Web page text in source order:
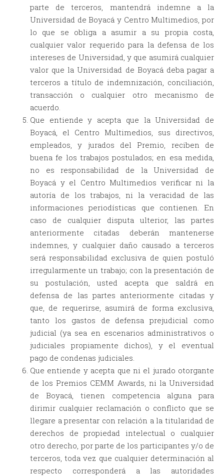
parte de terceros, mantendrá indemne a la
Universidad de Boyacá y Centro Multimedios, por
lo que se obliga a asumir a su propia costa,
cualquier valor requerido para la defensa de los
intereses de Universidad, y que asumirá cualquier
valor que la Universidad de Boyacá deba pagar a
terceros a título de indemnización, conciliación,
transacción o cualquier otro mecanismo de
acuerdo.
Que entiende y acepta que la Universidad de
Boyacá, el Centro Multimedios, sus directivos,
empleados, y jurados del Premio, reciben de
buena fe los trabajos postulados; en esa medida,
no es responsabilidad de la Universidad de
Boyacá y el Centro Multimedios verificar ni la
autoría de los trabajos, ni la veracidad de las
informaciones periodísticas que contienen. En
caso de cualquier disputa ulterior, las partes
anteriormente citadas deberán mantenerse
indemnes, y cualquier daño causado a terceros
será responsabilidad exclusiva de quien postuló
irregularmente un trabajo; con la presentación de
su postulación, usted acepta que saldrá en
defensa de las partes anteriormente citadas y
que, de requerirse, asumirá de forma exclusiva,
tanto los gastos de defensa prejudicial como
judicial (ya sea en escenarios administrativos o
judiciales propiamente dichos), y el eventual
pago de condenas judiciales.
Que entiende y acepta que ni el jurado otorgante
de los Premios CEMM Awards, ni la Universidad
de Boyacá, tienen competencia alguna para
dirimir cualquier reclamación o conflicto que se
llegare a presentar con relación a la titularidad de
derechos de propiedad intelectual o cualquier
otro derecho, por parte de los participantes y/o de
terceros, toda vez que cualquier determinación al
respecto corresponderá a las autoridades